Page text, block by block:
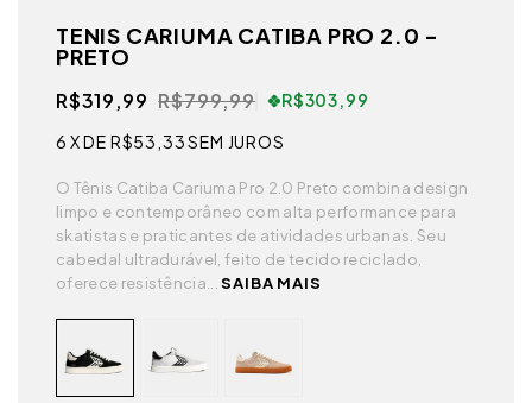
TENIS CARIUMA CATIBA PRO 2.0 -
PRETO
R$319,99 R$799,99
R$303,99
6 X DE R$53,33SEM JUROS
O Tênis Catiba Cariuma Pro 2.0 Preto combina design
limpo e contemporâneo com alta performance para
skatistas e praticantes de atividades urbanas. Seu
cabedal ultradurável, feito de tecido reciclado,
oferece resistência...SAIBA MAIS